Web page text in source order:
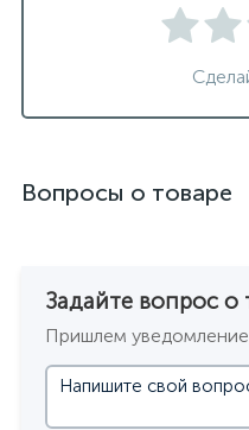
Вопросы о товаре
Задайте вопрос о
Пришлем